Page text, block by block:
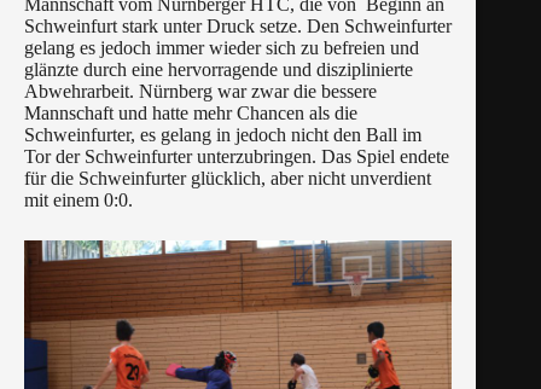
Mannschaft vom Nürnberger HTC, die von Beginn an
Schweinfurt stark unter Druck setze. Den Schweinfurter
gelang es jedoch immer wieder sich zu befreien und
glänzte durch eine hervorragende und disziplinierte
Abwehrarbeit. Nürnberg war zwar die bessere
Mannschaft und hatte mehr Chancen als die
Schweinfurter, es gelang in jedoch nicht den Ball im
Tor der Schweinfurter unterzubringen. Das Spiel endete
für die Schweinfurter glücklich, aber nicht unverdient
mit einem 0:0.